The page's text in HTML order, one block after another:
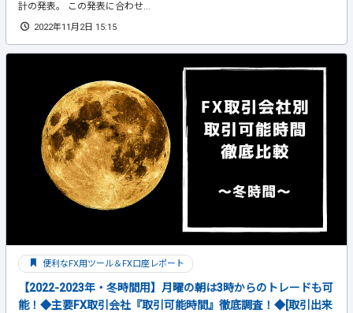
計の発表。 この発表に合わせ...
2022年11月2日 15:15
便利なFX用ツール＆FX口座レポート
【2022-2023年・冬時間用】月曜の朝は3時からのトレードも可
能！◆主要FX取引会社『取引可能時間』徹底調査！◆[取引出来